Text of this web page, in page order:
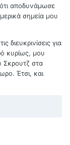
αποδυνάμωσε
σημεία μου
διευκρινίσεις για
κυρίως, μου
Σκρουτζ στα
Έτσι, και